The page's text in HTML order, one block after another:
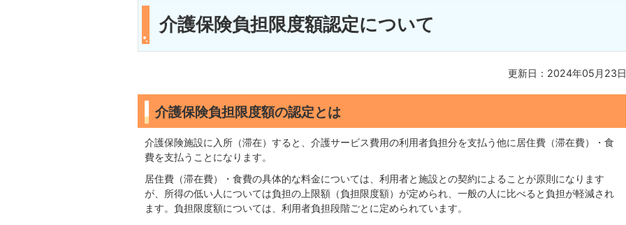
介護保険負担限度額認定について
更新日：2024年05月23日
介護保険負担限度額の認定とは
介護保険施設に入所（滞在）すると、介護サービス費用の利用者負担分を支払う他に居住費（滞在費）・食
費を支払うことになります。
居住費（滞在費）・食費の具体的な料金については、利用者と施設との契約によることが原則になります
が、所得の低い人については負担の上限額（負担限度額）が定められ、一般の人に比べると負担が軽減され
ます。負担限度額については、利用者負担段階ごとに定められています。